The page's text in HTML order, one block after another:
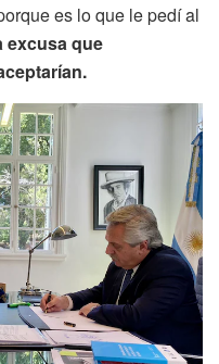
es lo que le pedí al
excusa que